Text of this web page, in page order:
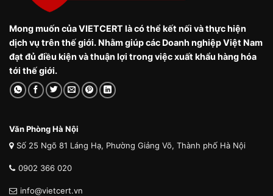
Mong muốn của VIETCERT là có thể kết nối và thực hiện
dịch vụ trên thế giới. Nhằm giúp các Doanh nghiệp Việt Nam
đạt đủ điều kiện và thuận lợi trong việc xuất khẩu hàng hóa
tới thế giới.
Văn Phòng Hà Nội
Số 25 Ngõ 81 Láng Hạ, Phường Giảng Võ, Thành phố Hà Nội
0902 366 020
info@vietcert.vn